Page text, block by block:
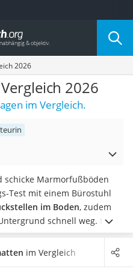
2026
2026
im Vergleich.
schicke Marmorfußböden
Test mit einem Bürostuhl
im Boden, zudem
schnell weg. Eine
Sieschützt den Bodenund
mit dem Bürostuhl.
im Vergleich